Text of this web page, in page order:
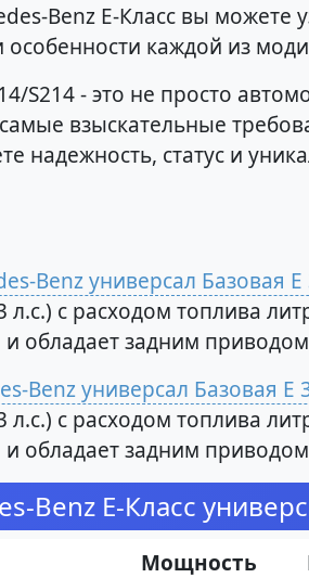
Benz E-Класс вы можете
каждой из
S214 - это не просто
взыскательные
надежность, статус и
Benz универсал Базовая E
с расходом топлива
и обладает задним
Benz универсал Базовая E
с расходом топлива
и обладает задним
Benz E-Класс
Мощность